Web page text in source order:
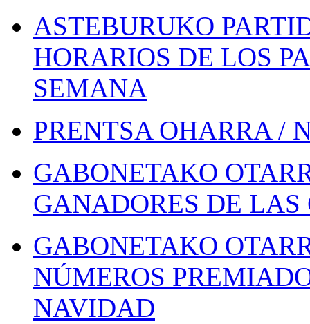
ASTEBURUKO
HORARIOS DE LOS
SEMANA
PRENTSA OHARRA /
GABONETAKO
GANADORES DE
GABONETAKO
NÚMEROS
NAVIDAD